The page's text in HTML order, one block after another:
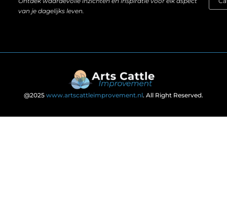
van je dagelijks leven.
@2025 www.artscattleimprovement.nl. All Right Reserved.